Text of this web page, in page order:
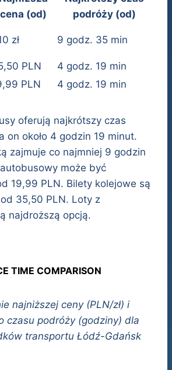
cena (od)
podróży (od)
zł 9 godz. 35 min
PLN
4 godz. 19 min
PLN 4 godz. 19 min
oferują najkrótszy czas
on około 4 godzin 19 minut.
zajmuje co najmniej 9 godzin
może być
19,99 PLN. Bilety kolejowe są
35,50 PLN. Loty z
najdroższą opcją.
TIME COMPARISON
najniższej ceny (PLN/zł) i
czasu podróży (godziny) dla
transportu Łódź-Gdańsk